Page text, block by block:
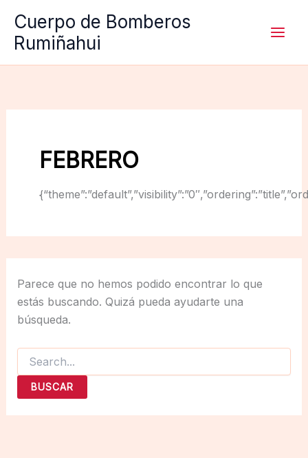
contenido
Cuerpo de Bomberos
Rumiñahui
FEBRERO
Parece que no hemos podido encontrar lo que
estás buscando. Quizá pueda ayudarte una
búsqueda.
Buscar
por: